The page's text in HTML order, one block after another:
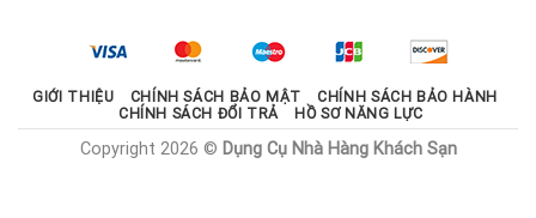
1.785.000 ₫.
GIỚI THIỆU CHÍNH SÁCH BẢO MẬT
CHÍNH SÁCH BẢO HÀNH
CHÍNH SÁCH ĐỔI TRẢ
HỒ SƠ NĂNG LỰC
Copyright 2026 © Dụng Cụ Nhà Hàng Khách Sạn